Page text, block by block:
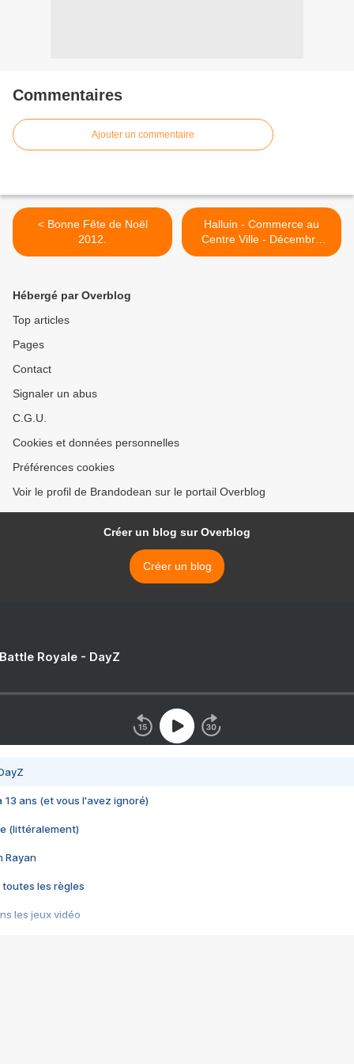
Commentaires
Ajouter un commentaire
< Bonne Fête de Noël
2012.
Halluin - Commerce au
Centre Ville - Décembre
2009. >
Hébergé par Overblog
Top articles
Pages
Contact
Signaler un abus
C.G.U.
Cookies et données personnelles
Préférences cookies
Voir le profil de Brandodean sur le portail Overblog
Créer un blog sur Overblog
Créer un blog
Royale - DayZ
13 ans (et vous l'avez ignoré)
(littéralement)
Rayan
toutes les règles
les jeux vidéo